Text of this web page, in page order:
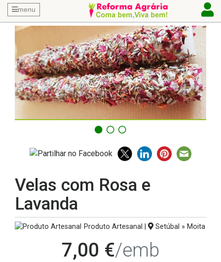
menu
Velas com Rosa e
Lavanda
Produto Artesanal | Setúbal » Moita
7,00 €/emb